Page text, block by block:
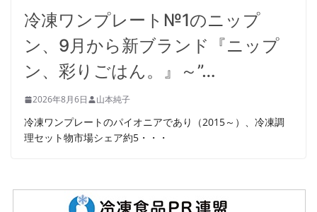
冷凍ワンプレート№1のニップ
ン、9月から新ブランド『ニップ
ン、彩りごはん。』～”…
2026年8月6日 山本純子
冷凍ワンプレートのパイオニアであり（2015～）、冷凍調
理セット物市場シェア約5・・・